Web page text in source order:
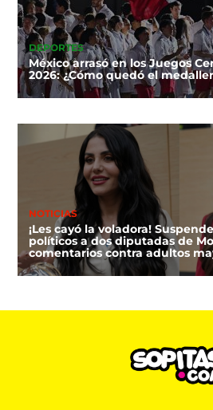
DEPORTES
México arrasó en los Juegos
2026: ¿Cómo quedó el
NOTICIAS
¡Les cayó la voladora!
políticos a dos diputadas de
comentarios contra adultos